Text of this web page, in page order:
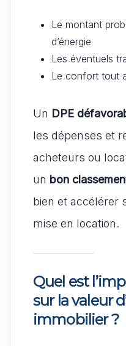
Le montant
d’énergie
Les éventuels
Le confort tout
Un DPE
les dépenses et
acheteurs ou
un bon
bien et accélérer
mise en location.
Quel est
sur la valeur
immobilier ?